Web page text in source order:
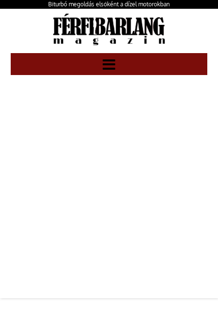
Biturbó megoldás elsőként a dízel motorokban